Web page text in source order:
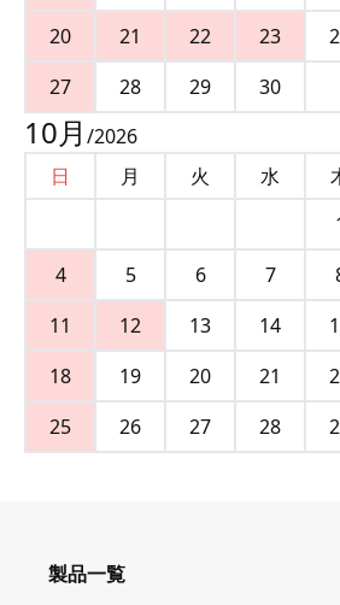
20
21 22 23
27
28 29 30
10月 /2026
日
月 火 水
4
5 6 7
11
12 13 14
18
19 20 21
25
26 27 28
製品一覧